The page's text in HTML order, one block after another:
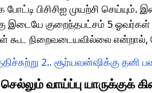
பிசிசிஐ முயற்சி செய்யும்.
இடையே குறைந்தபட்சம் 5
நிறைவடையவில்லை என்றால்,
2.. சூர்யவன்ஷிக்கு
வாய்ப்பு யாருக்குக்